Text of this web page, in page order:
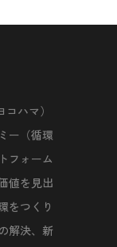
ハマ）
ー（循環
フォーム
値を見出
をつくり
解決、新